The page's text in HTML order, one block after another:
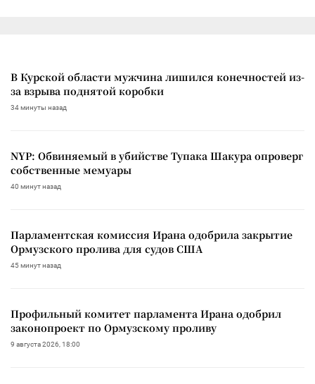
В Курской области мужчина лишился конечностей из-
за взрыва поднятой коробки
34 минуты назад
NYP: Обвиняемый в убийстве Тупака Шакура опроверг
собственные мемуары
40 минут назад
Парламентская комиссия Ирана одобрила закрытие
Ормузского пролива для судов США
45 минут назад
Профильный комитет парламента Ирана одобрил
законопроект по Ормузскому проливу
9 августа 2026, 18:00